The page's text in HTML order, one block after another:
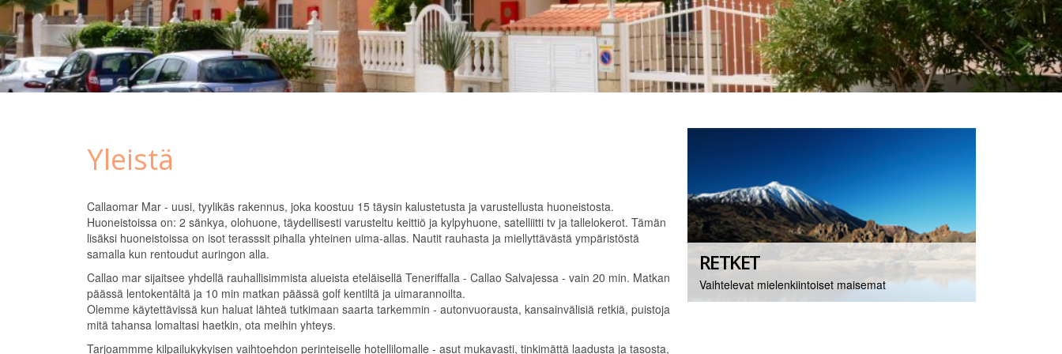
Yleistä
Callaomar Mar - uusi, tyylikäs rakennus, joka koostuu 15 täysin kalustetusta ja varustellusta huoneistosta.
Huoneistoissa on: 2 sänkya, olohuone, täydellisesti varusteltu keittiö ja kylpyhuone, satelliitti tv ja tallelokerot. Tämän
lisäksi huoneistoissa on isot terasssit pihalla yhteinen uima-allas. Nautit rauhasta ja miellyttävästä ympäristöstä
samalla kun rentoudut auringon alla.
Callao mar sijaitsee yhdellä rauhallisimmista alueista eteläisellä Teneriffalla - Callao Salvajessa - vain 20 min. Matkan
päässä lentokentältä ja 10 min matkan päässä golf kentiltä ja uimarannoilta.
Olemme käytettävissä kun haluat lähteä tutkimaan saarta tarkemmin - autonvuorausta, kansainvälisiä retkiä, puistoja
mitä tahansa lomaltasi haetkin, ota meihin yhteys.
Tarjoammme kilpailukykyisen vaihtoehdon perinteiselle hotellilomalle - asut mukavasti, tinkimättä laadusta ja tasosta,
RETKET
Vaihtelevat mielenkiintoiset maisemat